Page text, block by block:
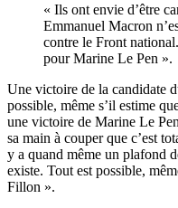
« Ils ont envie d’être
Emmanuel Macron
contre le Front
pour Marine Le Pen ».
Une victoire de la candidate
possible, même s’il estime
une victoire de Marine Le
sa main à couper que c’est
y a quand même un plafond
existe. Tout est possible,
Fillon ».